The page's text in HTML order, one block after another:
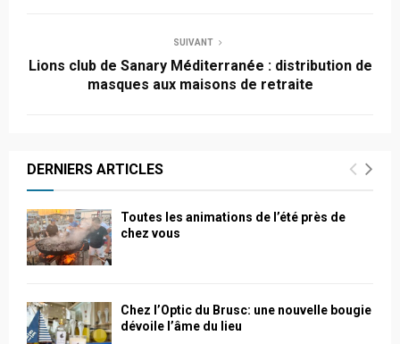
SUIVANT
Lions club de Sanary Méditerranée : distribution de
masques aux maisons de retraite
DERNIERS ARTICLES
Toutes les animations de l’été près de
chez vous
Chez l’Optic du Brusc: une nouvelle bougie
dévoile l’âme du lieu